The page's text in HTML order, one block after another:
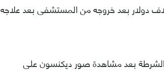
دولار بعد خروجه من المستشفى بعد علاجه
بعد مشاهدة صور ديكنسون على